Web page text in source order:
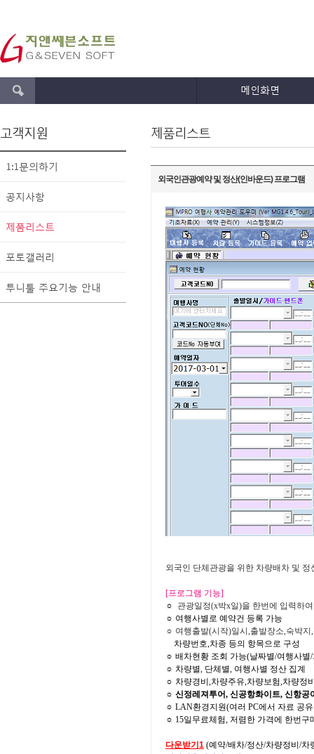
메인화면
고객지원
1:1문의하기
공지사항
제품리스트
포토갤러리
투니툴 주요기능 안내
제품리스트
외국인관광예약 및 정산(인바운드) 프로그램
외국인 단체관광을 위한 차량배차 및
[프로그램 기능]
☼
관광일정(x박x일)을 한번에 입력하
☼ 여행사별로 예약건 등록 가능
☼ 여행출발(시작)일시,출발장소,숙박
차량번호,차종 등의 항목으로 구성
☼ 배차현황 조회 가능(날짜별/여행사별
☼ 차량별, 단체별, 여행사별 정산 집계
☼ 차량경비,차량주유,차량보험,차량정
☼ 신정레져투어, 신공항화이트, 신항
☼ LAN환경지원(여러 PC에서 자료 공
☼ 15일무료체험, 저렴한 가격에 한번구
다운받기1 (예약/배차/정산/차량정비/차